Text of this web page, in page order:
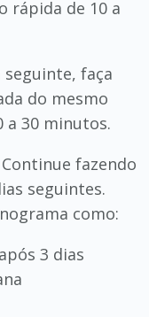
rápida de 10 a
seguinte, faça
do mesmo
a 30 minutos.
fazendo
seguintes.
como:
3 dias